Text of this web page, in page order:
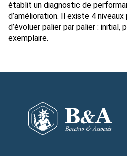
établit un diagnostic de
d’amélioration. Il existe 4
d’évoluer palier par palier : initial,
exemplaire.